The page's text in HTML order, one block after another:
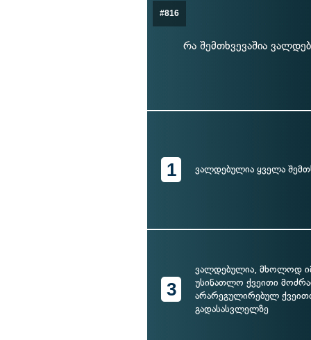
#816
რა შემთხვევაშია
1 ვალდებულია ყველა
3
ვალდებულია, მხოლოდ
უსინათლო ქვეითი
არარეგულირებულ
გადასასვლელზე